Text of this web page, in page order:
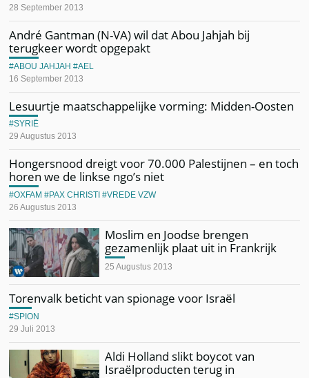
28 September 2013
André Gantman (N-VA) wil dat Abou Jahjah bij
terugkeer wordt opgepakt
16 September 2013
ABOU JAHJAH AEL
Lesuurtje maatschappelijke vorming: Midden-Oosten
29 Augustus 2013
SYRIË
Hongersnood dreigt voor 70.000 Palestijnen – en toch
horen we de linkse ngo’s niet
26 Augustus 2013
OXFAM PAX CHRISTI VREDE VZW
Moslim en Joodse brengen
gezamenlijk plaat uit in Frankrijk
25 Augustus 2013
Torenvalk beticht van spionage voor Israël
29 Juli 2013
SPION
Aldi Holland slikt boycot van
Israëlproducten terug in